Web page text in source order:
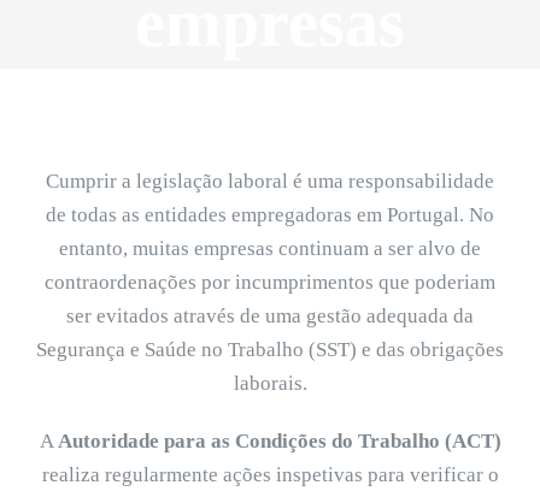
Cumprir a legislação laboral é uma responsabilidade
de todas as entidades empregadoras em Portugal. No
entanto, muitas empresas continuam a ser alvo de
contraordenações por incumprimentos que poderiam
ser evitados através de uma gestão adequada da
Segurança e Saúde no Trabalho (SST) e das obrigações
laborais.
A Autoridade para as Condições do Trabalho (ACT)
realiza regularmente ações inspetivas para verificar o